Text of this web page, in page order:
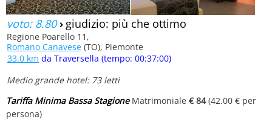
voto: 8.80› giudizio: più che ottimo
Regione Poarello 11,
Romano Canavese (TO), Piemonte
33.0 km da Traversella (tempo: 00:37:00)
Medio grande hotel: 73 letti
Tariffa Minima Bassa StagioneMatrimoniale € 84(42.00 € per
persona)